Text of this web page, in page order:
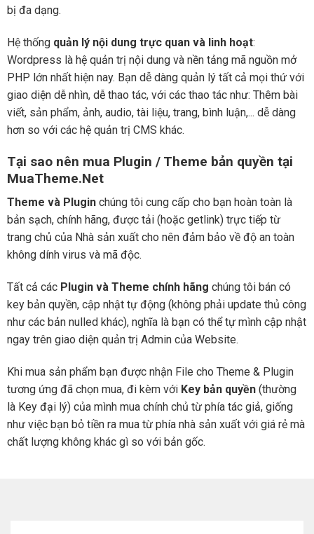
bị đa dạng.
Hệ thống quản lý nội dung trực quan và linh hoạt:
Wordpress là hệ quản trị nội dung và nền tảng mã nguồn mở
PHP lớn nhất hiện nay. Bạn dễ dàng quản lý tất cả mọi thứ với
giao diện dễ nhìn, dễ thao tác, với các thao tác như: Thêm bài
viết, sản phẩm, ảnh, audio, tài liệu, trang, bình luận,... dễ dàng
hơn so với các hệ quản trị CMS khác.
Tại sao nên mua Plugin / Theme bản quyền tại
MuaTheme.Net
Theme và Plugin chúng tôi cung cấp cho bạn hoàn toàn là
bản sạch, chính hãng, được tải (hoặc getlink) trực tiếp từ
trang chủ của Nhà sản xuất cho nên đảm bảo về độ an toàn
không dính virus và mã độc.
Tất cả các Plugin và Theme chính hãng chúng tôi bán có
key bản quyền, cập nhật tự động (không phải update thủ công
như các bản nulled khác), nghĩa là bạn có thể tự mình cập nhật
ngay trên giao diện quản trị Admin của Website.
Khi mua sản phẩm bạn được nhận File cho Theme & Plugin
tương ứng đã chọn mua, đi kèm với Key bản quyền (thường
là Key đại lý) của mình mua chính chủ từ phía tác giả, giống
như việc bạn bỏ tiền ra mua từ phía nhà sản xuất với giá rẻ mà
chất lượng không khác gì so với bản gốc.